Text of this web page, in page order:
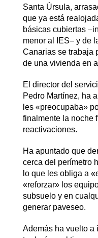
Santa Úrsula,
que ya está
básicas cubiertas
menor al IES– y de
Canarias se trabaja
de una vivienda en
El director del
Pedro Martínez, ha
les «preocupaba»
finalmente la noche
reactivaciones.
Ha apuntado que
cerca del perímetro
lo que les obliga a
«reforzar» los
subsuelo y en
generar paveseo.
Además ha vuelto a